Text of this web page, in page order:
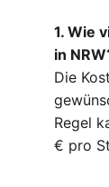
1. Wie
in
Die
Regel
€ pro